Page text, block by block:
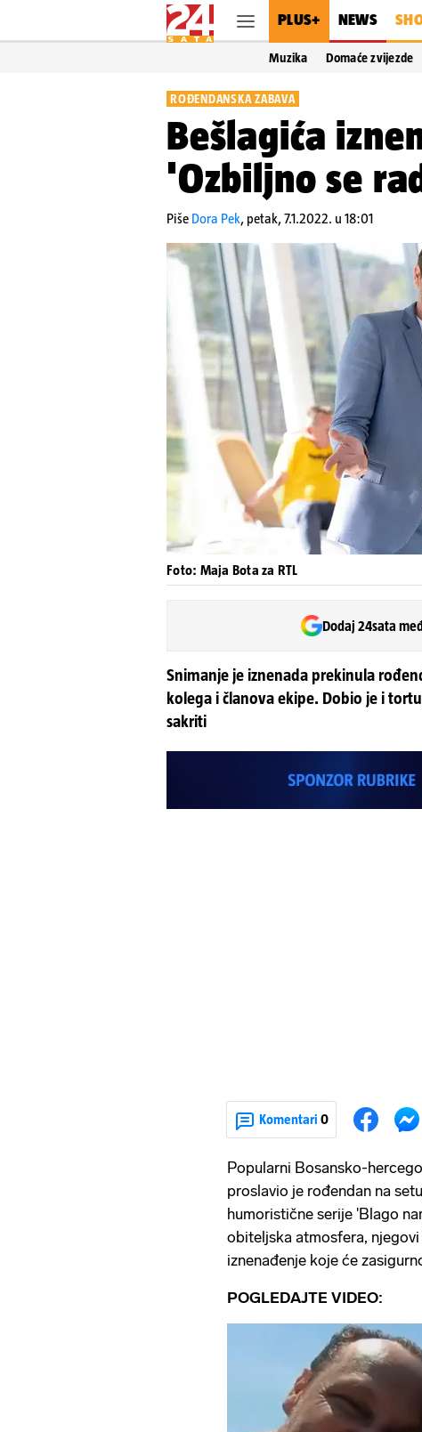
PLUS+ NEWS
Muzika Domaće zvijezde
ROĐENDANSKA ZABAVA
Bešlagića
'Ozbiljno se
Piše Dora Pek, petak, 7.1.2022. u 18:01
Foto: Maja Bota za RTL
Dodaj 24sata
Snimanje je iznenada prekinula
kolega i članova ekipe. Dobio je i
sakriti
Komentari 0
Popularni Bosansko-
proslavio je rođendan na
humoristične serije 'Blago
obiteljska atmosfera,
iznenađenje koje će
POGLEDAJTE VIDEO: